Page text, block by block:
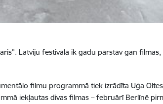
Latviju festivālā ik gadu pārstāv gan
filmu programmā tiek izrādīta Uģa
iekļautas divas filmas – februārī Berlīnē